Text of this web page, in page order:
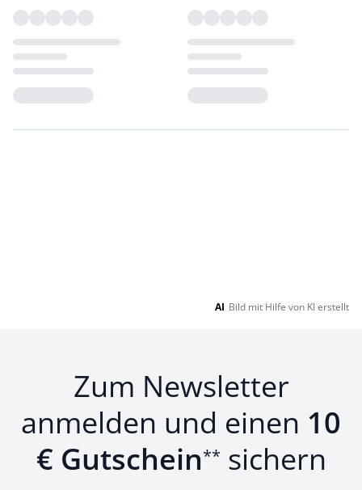
AI Bild mit Hilfe von KI erstellt
Zum Newsletter
anmelden und einen 10
€ Gutschein** sichern